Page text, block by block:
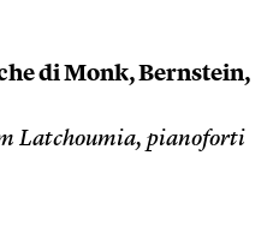
di Monk, Bernstein,
Latchoumia, pianoforti